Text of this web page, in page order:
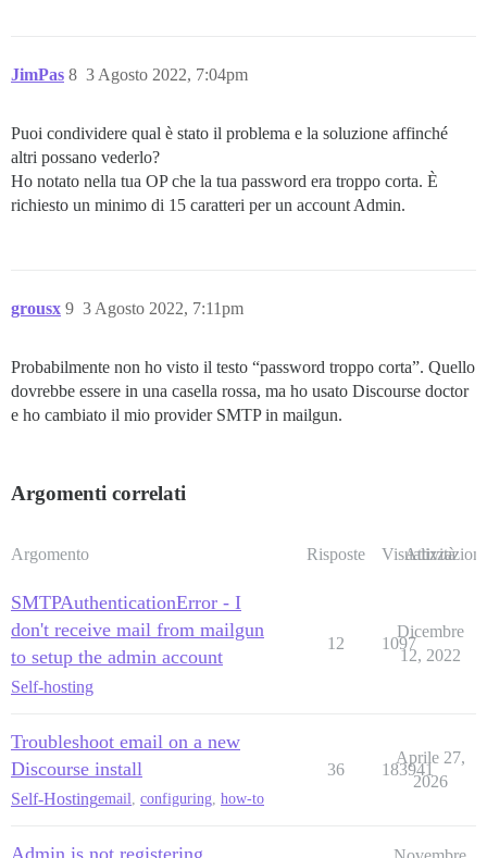
JimPas 3 Agosto 2022, 7:04pm
8
Puoi condividere qual è stato il problema e la soluzione affinché
altri possano vederlo?
Ho notato nella tua OP che la tua password era troppo corta. È
richiesto un minimo di 15 caratteri per un account Admin.
grousx 3 Agosto 2022, 7:11pm
9
Probabilmente non ho visto il testo “password troppo corta”. Quello
dovrebbe essere in una casella rossa, ma ho usato Discourse doctor
e ho cambiato il mio provider SMTP in mailgun.
Argomenti correlati
Argomento Risposte Visualizzazioni
Attività
SMTPAuthenticationError - I
don't receive mail from mailgun
to setup the admin account
Self-hosting
12 1097
Dicembre
12, 2022
Troubleshoot email on a new
Discourse install
Self-Hostingemail, configuring, how-to
36 183941
Aprile 27,
2026
Admin is not registering